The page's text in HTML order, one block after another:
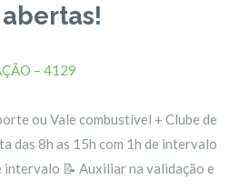
– 4129
ou Vale combustível + Clube de
das 8h as 15h com 1h de intervalo
intervalo 📝 Auxiliar na validação e